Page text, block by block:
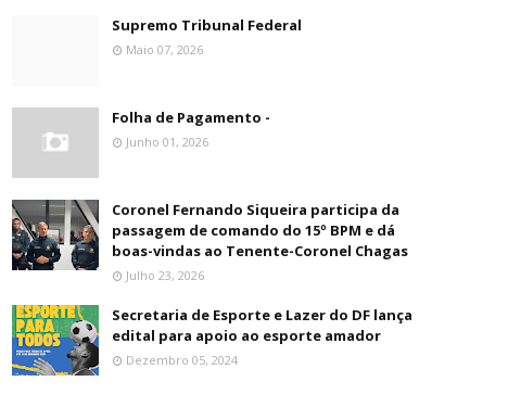
Supremo Tribunal Federal
Maio 07, 2026
Folha de Pagamento -
Junho 01, 2026
Coronel Fernando Siqueira participa da
passagem de comando do 15º BPM e dá
boas-vindas ao Tenente-Coronel Chagas
Julho 23, 2026
Secretaria de Esporte e Lazer do DF lança
edital para apoio ao esporte amador
Dezembro 05, 2024